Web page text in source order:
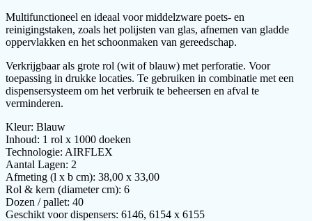
Multifunctioneel en ideaal voor middelzware poets- en
reinigingstaken, zoals het polijsten van glas, afnemen van gladde
oppervlakken en het schoonmaken van gereedschap.
Verkrijgbaar als grote rol (wit of blauw) met perforatie. Voor
toepassing in drukke locaties. Te gebruiken in combinatie met een
dispensersysteem om het verbruik te beheersen en afval te
verminderen.
Kleur: Blauw
Inhoud: 1 rol x 1000 doeken
Technologie: AIRFLEX
Aantal Lagen: 2
Afmeting (l x b cm): 38,00 x 33,00
Rol & kern (diameter cm): 6
Dozen / pallet: 40
Geschikt voor dispensers: 6146, 6154 x 6155